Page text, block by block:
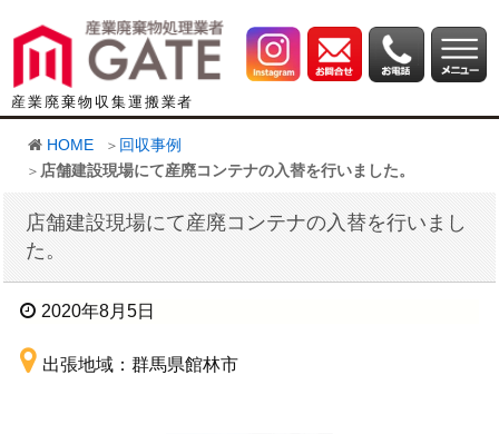
産業廃棄物収集運搬業者
HOME
回収事例
店舗建設現場にて産廃コンテナの入替を行いました。
店舗建設現場にて産廃コンテナの入替を行いまし
た。
2020年8月5日
出張地域：群馬県館林市